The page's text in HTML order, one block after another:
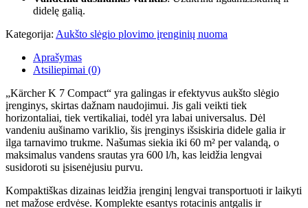
didelę galią.
Kategorija: Aukšto slėgio plovimo įrenginių nuoma
Aprašymas
Atsiliepimai (0)
„Kärcher K 7 Compact“ yra galingas ir efektyvus aukšto slėgio
įrenginys, skirtas dažnam naudojimui. Jis gali veikti tiek
horizontaliai, tiek vertikaliai, todėl yra labai universalus. Dėl
vandeniu aušinamo variklio, šis įrenginys išsiskiria didele galia ir
ilga tarnavimo trukme. Našumas siekia iki 60 m² per valandą, o
maksimalus vandens srautas yra 600 l/h, kas leidžia lengvai
susidoroti su įsisenėjusiu purvu.
Kompaktiškas dizainas leidžia įrenginį lengvai transportuoti ir laikyti
net mažose erdvėse. Komplekte esantys rotacinis antgalis ir